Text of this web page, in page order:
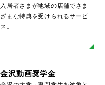
入居者さまが地域の店舗でさま
ざまな特典を受けられるサービ
ス。
金沢動画奨学金